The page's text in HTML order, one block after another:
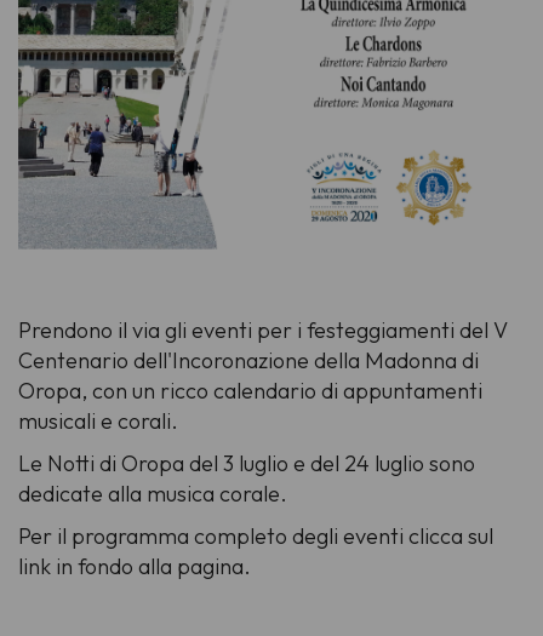
Prendono il via gli eventi per i festeggiamenti del V
Centenario dell'Incoronazione della Madonna di
Oropa, con un ricco calendario di appuntamenti
musicali e corali.
Le Notti di Oropa del 3 luglio e del 24 luglio sono
dedicate alla musica corale.
Per il programma completo degli eventi clicca sul
link in fondo alla pagina.